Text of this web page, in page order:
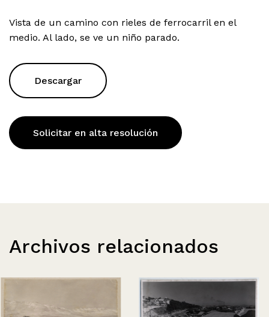
Vista de un camino con rieles de ferrocarril en el
medio. Al lado, se ve un niño parado.
Descargar
Solicitar en alta resolución
Archivos relacionados